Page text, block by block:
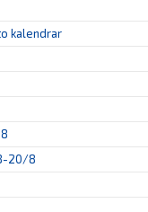
kalendrar
20/8